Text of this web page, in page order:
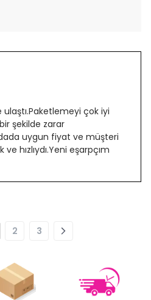
çok iyi
şekilde zarar
uygun fiyat ve müşteri
hızlıydı.Yeni eşarpçım
2 3